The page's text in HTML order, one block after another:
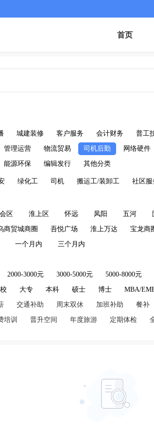
首页
城建装修 客户服务 会计财务 普工
管理运营 物流贸易 司机后勤 网络硬件
能源环保 编辑发行 其他分类
绿化工 司机 搬运工/装卸工 社区服
区 淮上区 怀远 凤阳 五河
商贸城商圈 吾悦广场 淮上万达 宝龙商
一个月内 三个月内
2000-3000元 3000-5000元 5000-8000元
大专 本科 硕士 博士 MBA/
交通补助 周末双休 加班补助 餐补
培训 晋升空间 年度旅游 定期体检